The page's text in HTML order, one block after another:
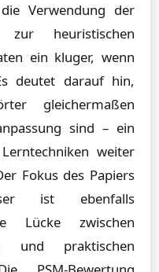
Verwendung der
zur heuristischen
ein kluger, wenn
deutet darauf hin,
gleichermaßen
sind – ein
weiter
Fokus des Papiers
ist ebenfalls
Lücke zwischen
und praktischen